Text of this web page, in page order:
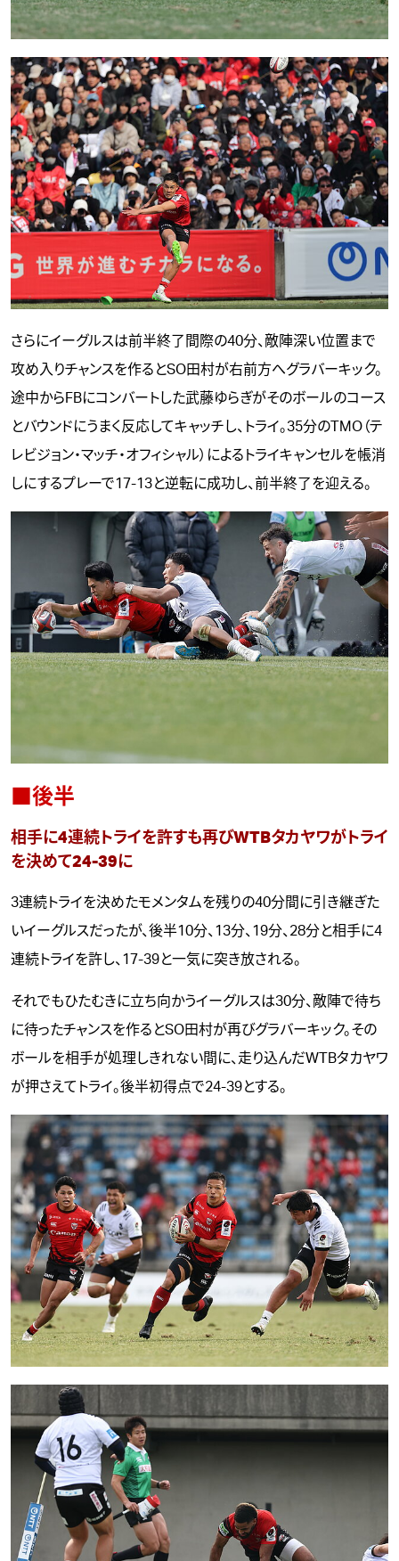
さらにイーグルスは前半終了間際の40分、敵陣深い位置まで
攻め入りチャンスを作るとSO田村が右前方へグラバーキック。
途中からFBにコンバートした武藤ゆらぎがそのボールのコース
とバウンドにうまく反応してキャッチし、トライ。35分のTMO（テ
レビジョン・マッチ・オフィシャル）によるトライキャンセルを帳消
しにするプレーで17-13と逆転に成功し、前半終了を迎える。
■後半
相手に4連続トライを許すも再びWTBタカヤワがトライ
を決めて24-39に
3連続トライを決めたモメンタムを残りの40分間に引き継ぎた
いイーグルスだったが、後半10分、13分、19分、28分と相手に4
連続トライを許し、17-39と一気に突き放される。
それでもひたむきに立ち向かうイーグルスは30分、敵陣で待ち
に待ったチャンスを作るとSO田村が再びグラバーキック。その
ボールを相手が処理しきれない間に、走り込んだWTBタカヤワ
が押さえてトライ。後半初得点で24-39とする。